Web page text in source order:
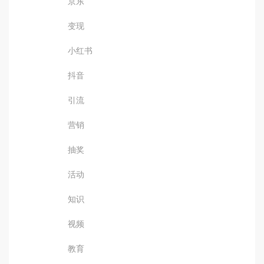
变现
小红书
抖音
引流
营销
抽奖
活动
知识
视频
教育